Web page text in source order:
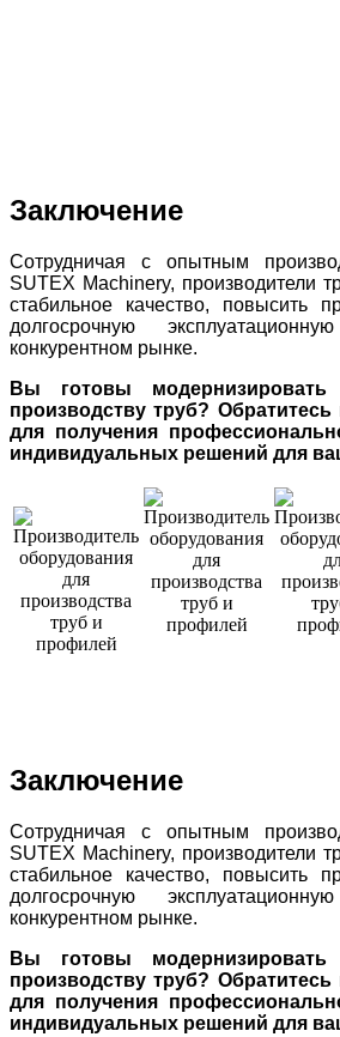
Заключение
Сотрудничая с опытным
SUTEX Machinery, производители
стабильное качество, повысить
долгосрочную
конкурентном рынке.
Вы готовы
производству труб?
для получения
индивидуальных решений для
Заключение
Сотрудничая с опытным
SUTEX Machinery, производители
стабильное качество, повысить
долгосрочную
конкурентном рынке.
Вы готовы
производству труб?
для получения
индивидуальных решений для